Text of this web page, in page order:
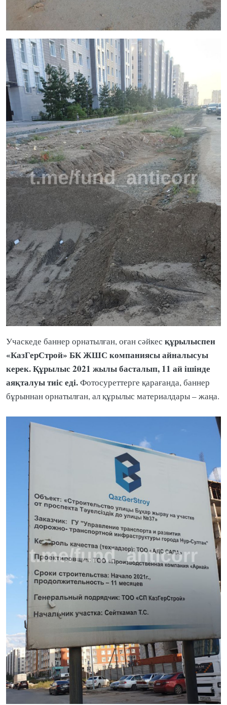
Учаскеде баннер орнатылған, оған сәйкес құрылыспен
«КазГерСтрой» БК ЖШС компаниясы айналысуы
керек. Құрылыс 2021 жылы басталып, 11 ай ішінде
аяқталуы тиіс еді.Фотосуреттерге қарағанда, баннер
бұрыннан орнатылған, ал құрылыс материалдары – жаңа.